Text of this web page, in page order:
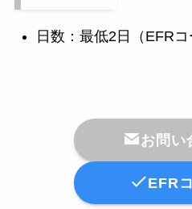
日数：最低2日（EFRコ
お問い
EFR